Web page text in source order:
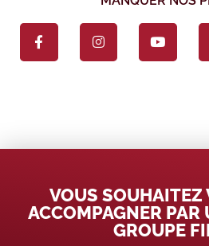
VOUS SOUHAITEZ
ACCOMPAGNER PAR
GROUPE